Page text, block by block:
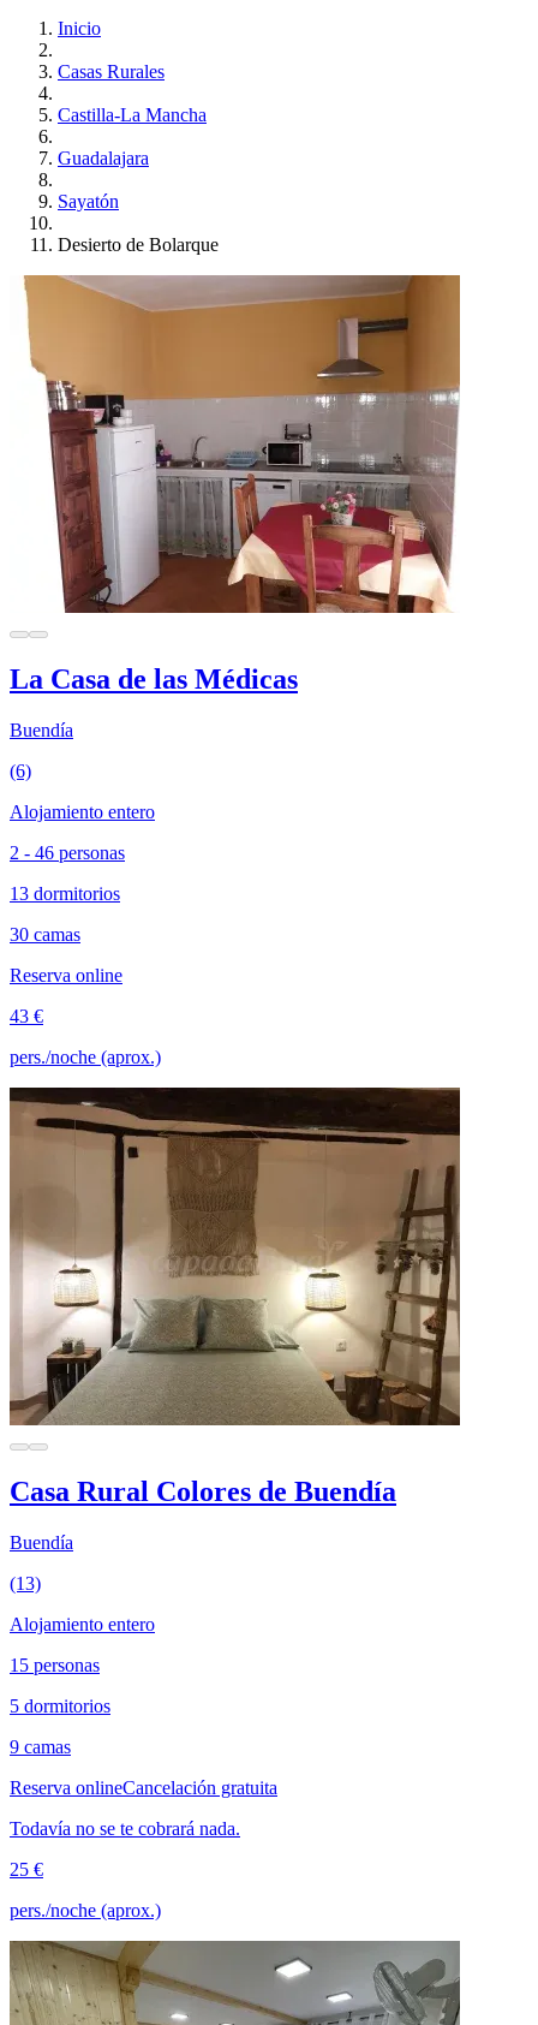
Inicio
Casas Rurales
Castilla-La Mancha
Guadalajara
Sayatón
Desierto de Bolarque
La Casa de las Médicas
Buendía
(6)
Alojamiento entero
2 - 46 personas
13 dormitorios
30 camas
Reserva online
43 €
pers./noche (aprox.)
Casa Rural Colores de Buendía
Buendía
(13)
Alojamiento entero
15 personas
5 dormitorios
9 camas
Reserva onlineCancelación gratuita
Todavía no se te cobrará nada.
25 €
pers./noche (aprox.)